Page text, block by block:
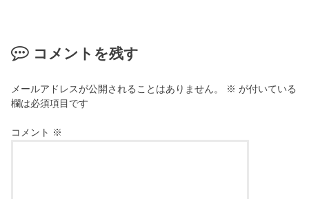
コメントを残す
メールアドレスが公開されることはありません。 ※ が付いている
欄は必須項目です
コメント ※